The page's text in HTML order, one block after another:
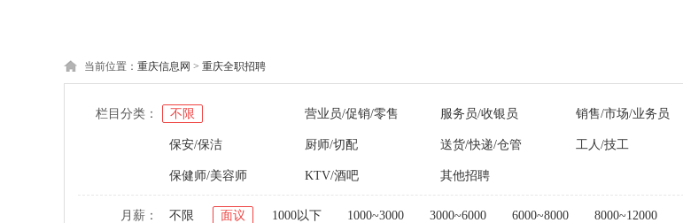
当前位置： 重庆信息网 > 重庆全职招聘
栏目分类： 不限 营业员/促销/零售 服务员/收银员 销售/市场/业务员
保安/保洁 厨师/切配 送货/快递/仓管 工人/技工
保健师/美容师 KTV/酒吧 其他招聘
月薪： 不限 面议 1000以下 1000~3000 3000~6000 6000~8000 8000~12000